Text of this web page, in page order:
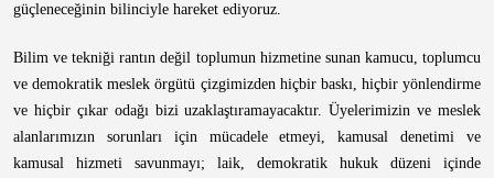
güçleneceğinin bilinciyle hareket ediyoruz.
Bilim ve tekniği rantın değil toplumun hizmetine sunan kamucu, toplumcu
ve demokratik meslek örgütü çizgimizden hiçbir baskı, hiçbir yönlendirme
ve hiçbir çıkar odağı bizi uzaklaştıramayacaktır. Üyelerimizin ve meslek
alanlarımızın sorunları için mücadele etmeyi, kamusal denetimi ve
kamusal hizmeti savunmayı; laik, demokratik hukuk düzeni içinde